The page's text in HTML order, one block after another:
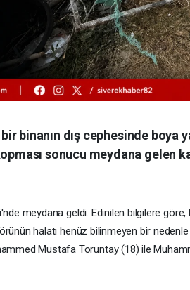
binanın dış cephesinde boya
sonucu meydana gelen
meydana geldi. Edinilen bilgilere göre,
halatı henüz bilinmeyen bir
Mustafa Toruntay (18) ile